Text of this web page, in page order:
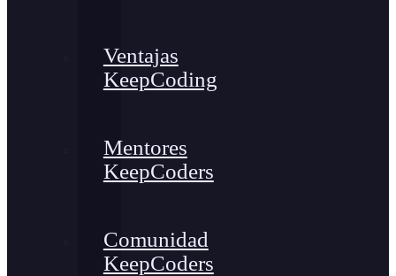
Ventajas
KeepCoding
Mentores
KeepCoders
Comunidad
KeepCoders